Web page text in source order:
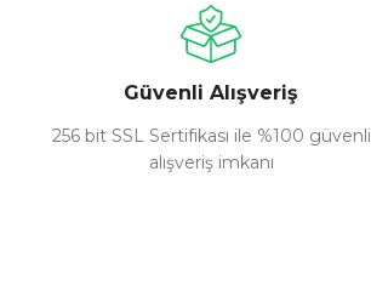
Güvenli Alışveriş
256 bit SSL Sertifikası ile %100 güvenli
alışveriş imkanı